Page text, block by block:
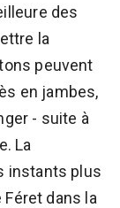
des
la
peuvent
en jambes,
- suite à
La
instants plus
Féret dans la